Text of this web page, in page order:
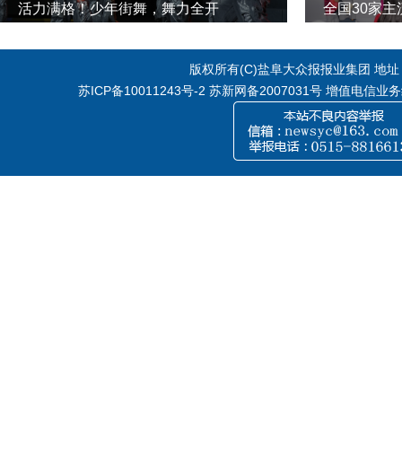
活力满格！少年街舞，舞力全开 全国30家主
版权所有(C)盐阜大众报报业集团 地
苏ICP备10011243号-2 苏新网备2007031号 增值电信业